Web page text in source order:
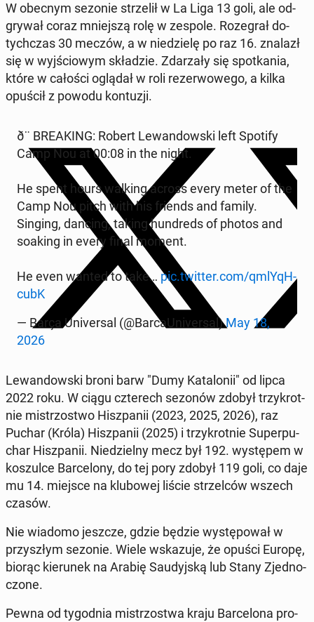
W obecnym sezonie strze­lił w La Liga 13 goli, ale od­
gry­wał coraz mniej­szą rolę w zespole. Ro­ze­grał do­
tych­czas 30 meczów, a w nie­dzie­lę po raz 16. znalazł
się w wyj­ścio­wym skła­dzie. Zda­rza­ły się spo­tka­nia,
które w całości oglądał w roli re­zer­wo­we­go, a kilka
opuścił z powodu kon­tu­zji.
ð¨ BRE­AKING: Robert Le­wan­dow­ski left Spotify
Camp Nou at 00:08 in the night.
He spent hours walking across every meter of the
Camp Nou pitch with his friends and family.
Singing, dancing, taking hun­dreds of photos and
soaking in every final moment.
He even wanted to take… pic.twitter.com/qm­lY­qH­
cubK
— Barça Uni­ver­sal (@Bar­caU­ni­ver­sal)May 18,
2026
Le­wan­dow­ski broni barw "Dumy Ka­ta­lo­nii" od lipca
2022 roku. W ciągu czte­rech sezonów zdobył trzy­krot­
nie mi­strzo­stwo Hisz­pa­nii (2023, 2025, 2026), raz
Puchar (Króla) Hisz­pa­nii (2025) i trzy­krot­nie Su­per­pu­
char Hisz­pa­nii. Nie­dziel­ny mecz był 192. wy­stę­pem w
ko­szul­ce Bar­ce­lo­ny, do tej pory zdobył 119 goli, co daje
mu 14. miejsce na klu­bo­wej liście strzel­ców wszech
czasów.
Nie wiadomo jeszcze, gdzie będzie wy­stę­po­wał w
przy­szłym sezonie. Wiele wska­zu­je, że opuści Europę,
biorąc kie­ru­nek na Arabię Sau­dyj­ską lub Stany Zjed­no­
czo­ne.
Pewna od ty­go­dnia mi­strzo­stwa kraju Bar­ce­lo­na pro­